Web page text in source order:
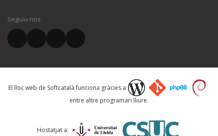
El vostre correu electrònic *
Què proposeu?
Comentari *
Seguiu-nos
El lloc web de Softcatalà funciona gràcies a
entre altre programari lliure.
Hostatjat a: